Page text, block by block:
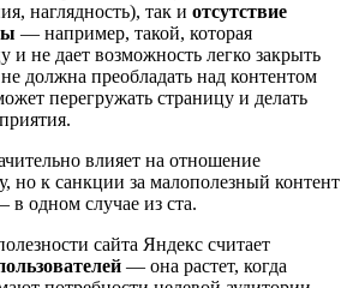
наглядность), так и отсутствие
— например, такой, которая
и не дает возможность легко закрыть
должна преобладать над контентом
перегружать страницу и делать
влияет на отношение
но к санкции за малополезный контент
в одном случае из ста.
сайта Яндекс считает
— она растет, когда